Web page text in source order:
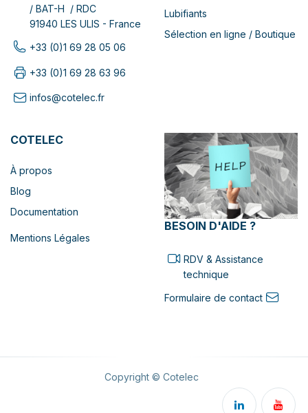
/ BAT-H / RDC
91940 LES ULIS - France
+33 (0)1 69 28 05 06
+33 (0)1 69 28 63 96
infos@cotelec.fr
Lubifiants
Sélection en ligne / Boutique
COTELEC
À propos
Blog
Documentation
Mentions Légales
BESOIN D'AIDE ?
RDV & Assistance
technique
Formulaire de contact
Copyright © Cotelec